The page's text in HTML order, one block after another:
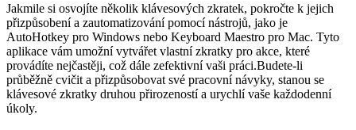
Jakmile si osvojíte několik klávesových zkratek, pokročte k jejich
přizpůsobení a zautomatizování pomocí nástrojů, jako je
AutoHotkey pro Windows nebo Keyboard Maestro pro Mac. Tyto
aplikace vám umožní vytvářet vlastní zkratky pro akce, které
provádíte nejčastěji, což dále zefektivní vaši práci.Budete-li
průběžně cvičit a přizpůsobovat své pracovní návyky, stanou se
klávesové zkratky druhou přirozeností a urychlí vaše každodenní
úkoly.